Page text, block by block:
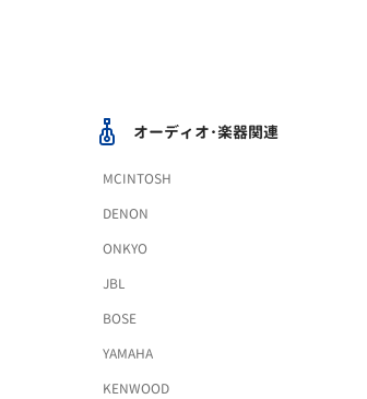
オーディオ･楽器関連
MCINTOSH
DENON
ONKYO
JBL
BOSE
YAMAHA
KENWOOD